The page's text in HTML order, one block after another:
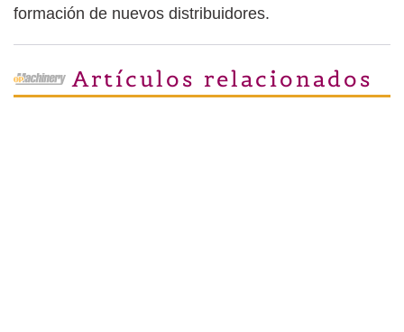
formación de nuevos distribuidores.
Artículos relacionados